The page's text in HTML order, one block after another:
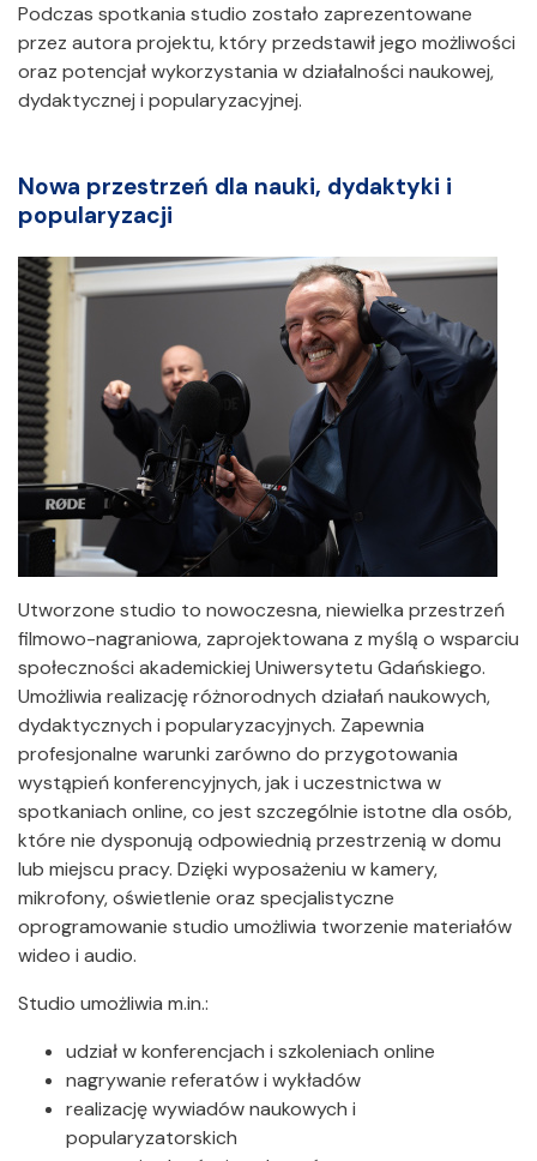
Podczas spotkania studio zostało zaprezentowane
przez autora projektu, który przedstawił jego możliwości
oraz potencjał wykorzystania w działalności naukowej,
dydaktycznej i popularyzacyjnej.
Nowa przestrzeń dla nauki, dydaktyki i
popularyzacji
Utworzone studio to nowoczesna, niewielka przestrzeń
filmowo-nagraniowa, zaprojektowana z myślą o wsparciu
społeczności akademickiej Uniwersytetu Gdańskiego.
Umożliwia realizację różnorodnych działań naukowych,
dydaktycznych i popularyzacyjnych. Zapewnia
profesjonalne warunki zarówno do przygotowania
wystąpień konferencyjnych, jak i uczestnictwa w
spotkaniach online, co jest szczególnie istotne dla osób,
które nie dysponują odpowiednią przestrzenią w domu
lub miejscu pracy. Dzięki wyposażeniu w kamery,
mikrofony, oświetlenie oraz specjalistyczne
oprogramowanie studio umożliwia tworzenie materiałów
wideo i audio.
Studio umożliwia m.in.:
udział w konferencjach i szkoleniach online
nagrywanie referatów i wykładów
realizację wywiadów naukowych i
popularyzatorskich